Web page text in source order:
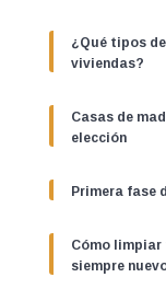
¿Qué tipos
viviendas?
Casas de
elección
Primera fase
Cómo limpiar
siempre